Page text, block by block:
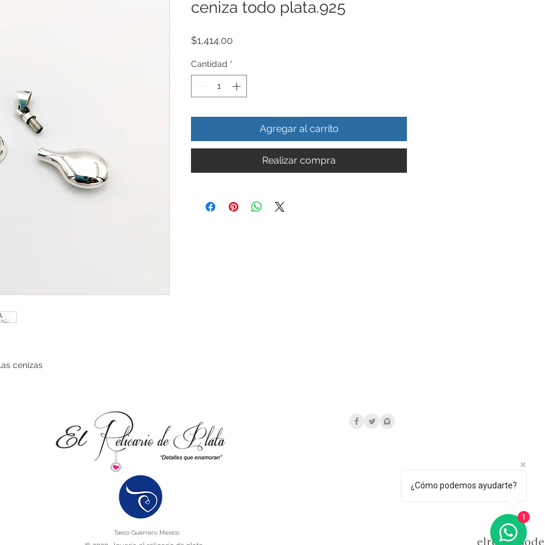
ceniza todo plata.925
$1,414.00
Cantidad *
Agregar al carrito
Realizar compra
Taxco Guerrero Mexico
¿Cómo podemos ayudarte?
1